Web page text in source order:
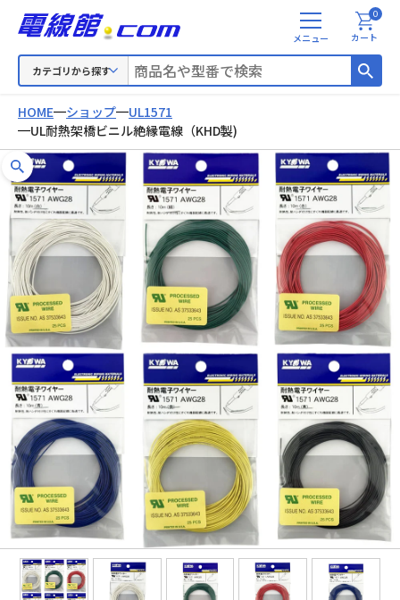
カテゴリから探す
メ
ニ
カート
0
HOME ショップ
UL1571
UL耐熱架橋ビニル絶縁電線（KHD製)